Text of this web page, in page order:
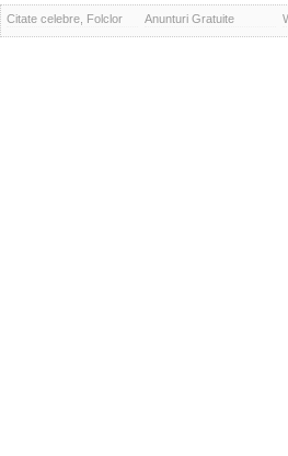
Citate celebre, Folclor Anunturi Gratuite